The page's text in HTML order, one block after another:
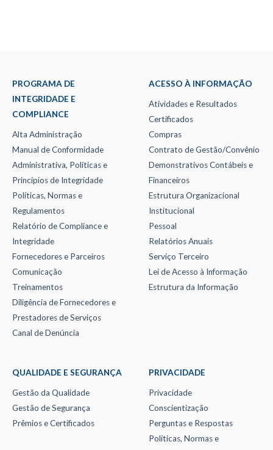
PROGRAMA DE
INTEGRIDADE E
COMPLIANCE
Alta Administração
Manual de Conformidade
Administrativa, Políticas e
Princípios de Integridade
Políticas, Normas e
Regulamentos
Relatório de Compliance e
Integridade
Fornecedores e Parceiros
Comunicação
Treinamentos
Diligência de Fornecedores e
Prestadores de Serviços
Canal de Denúncia
ACESSO À INFORMAÇÃO
Atividades e Resultados
Certificados
Compras
Contrato de Gestão/Convênio
Demonstrativos Contábeis e
Financeiros
Estrutura Organizacional
Institucional
Pessoal
Relatórios Anuais
Serviço Terceiro
Lei de Acesso à Informação
Estrutura da Informação
QUALIDADE E SEGURANÇA
Gestão da Qualidade
Gestão de Segurança
Prêmios e Certificados
PRIVACIDADE
Privacidade
Conscientização
Perguntas e Respostas
Políticas, Normas e